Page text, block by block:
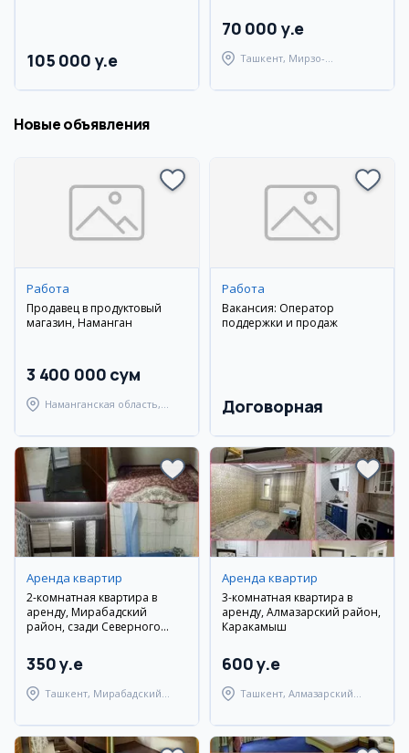
105 000 y.e
70 000 y.e
Ташкент, Мирзо-
Новые объявления
Работа
Продавец в продуктовый
магазин, Наманган
3 400 000 сум
Наманганская область,
Работа
Вакансия: Оператор
поддержки и продаж
Договорная
Аренда квартир
2-комнатная квартира в
аренду, Мирабадский
район, сзади Северного
350 y.e
Ташкент, Мирабадский
Аренда квартир
3-комнатная квартира в
аренду, Алмазарский район,
Каракамыш
600 y.e
Ташкент, Алмазарский